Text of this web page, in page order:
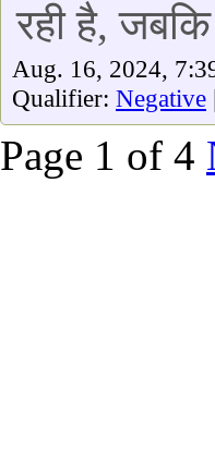
रही है,
Aug. 16, 2024,
Qualifier: Negative
Page 1 of 4